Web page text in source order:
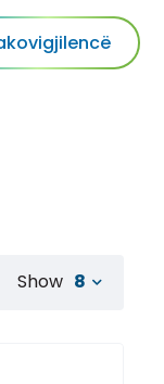
Show 8